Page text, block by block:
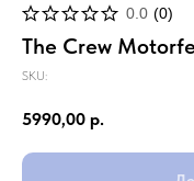
0.0 (0)
The Crew
SKU:
5990,00 р.